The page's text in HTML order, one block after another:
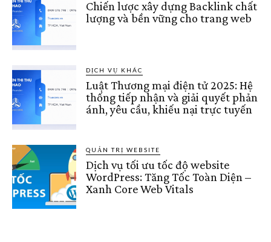
Chiến lược xây dựng Backlink chất
lượng và bền vững cho trang web
DỊCH VỤ KHÁC
Luật Thương mại điện tử 2025: Hệ
thống tiếp nhận và giải quyết phản
ánh, yêu cầu, khiếu nại trực tuyến
QUẢN TRỊ WEBSITE
Dịch vụ tối ưu tốc độ website
WordPress: Tăng Tốc Toàn Diện –
Xanh Core Web Vitals